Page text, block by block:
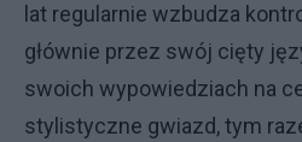
lat regularnie wzbudza
głównie przez swój cięty
swoich wypowiedziach na
stylistyczne gwiazd, tym